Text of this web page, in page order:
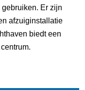
Er zijn
afzuiginstallatie
biedt een